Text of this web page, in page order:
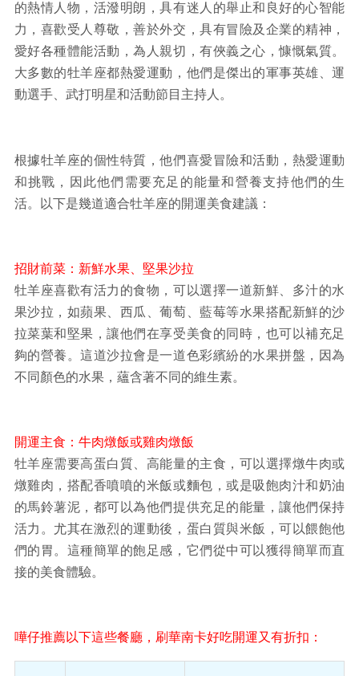
的熱情人物，活潑明朗，具有迷人的舉止和良好的心智能
力，喜歡受人尊敬，善於外交，具有冒險及企業的精神，
愛好各種體能活動，為人親切，有俠義之心，慷慨氣質。
大多數的牡羊座都熱愛運動，他們是傑出的軍事英雄、運
動選手、武打明星和活動節目主持人。
根據牡羊座的個性特質，他們喜愛冒險和活動，熱愛運動
和挑戰，因此他們需要充足的能量和營養支持他們的生
活。以下是幾道適合牡羊座的開運美食建議：
招財前菜：新鮮水果、堅果沙拉
牡羊座喜歡有活力的食物，可以選擇一道新鮮、多汁的水
果沙拉，如蘋果、西瓜、葡萄、藍莓等水果搭配新鮮的沙
拉菜葉和堅果，讓他們在享受美食的同時，也可以補充足
夠的營養。這道沙拉會是一道色彩繽紛的水果拼盤，因為
不同顏色的水果，蘊含著不同的維生素。
開運主食：牛肉燉飯或雞肉燉飯
牡羊座需要高蛋白質、高能量的主食，可以選擇燉牛肉或
燉雞肉，搭配香噴噴的米飯或麵包，或是吸飽肉汁和奶油
的馬鈴薯泥，都可以為他們提供充足的能量，讓他們保持
活力。尤其在激烈的運動後，蛋白質與米飯，可以餵飽他
們的胃。這種簡單的飽足感，它們從中可以獲得簡單而直
接的美食體驗。
嘩仔推薦以下這些餐廳，刷華南卡好吃開運又有折扣：